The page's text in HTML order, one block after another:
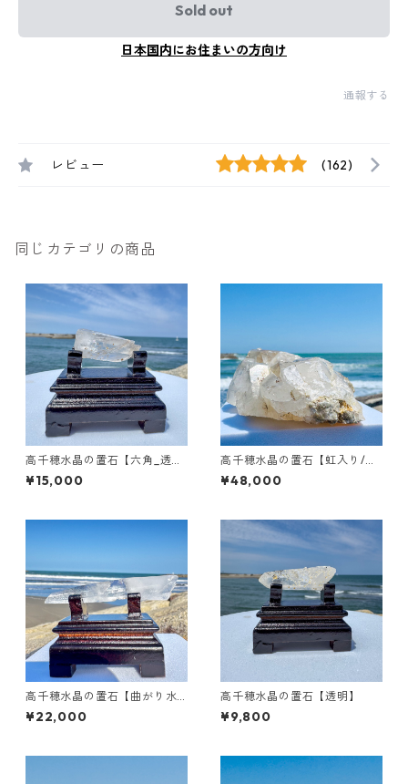
Sold out
日本国内にお住まいの方向け
通報する
レビュー (162)
同じカテゴリの商品
高千穂水晶の置石【六角_透明
_虹入り】
¥15,000
高千穂水晶の置石【虹入り/特
大クラスター】
¥48,000
高千穂水晶の置石【曲がり水
晶/透明/レムリアンシード】
¥22,000
高千穂水晶の置石【透明】
¥9,800